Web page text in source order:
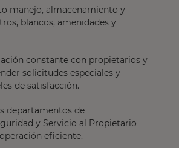
manejo, almacenamiento y
blancos, amenidades y
constante con propietarios y
solicitudes especiales y
de satisfacción.
departamentos de
y Servicio al Propietario
eficiente.